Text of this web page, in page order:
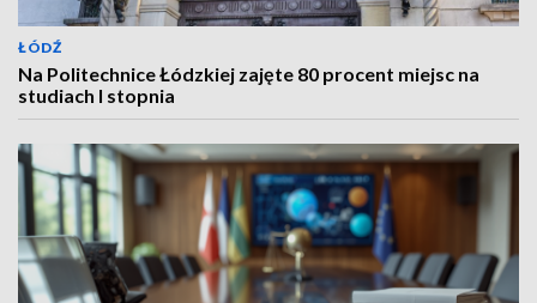
ŁÓDŹ
Na Politechnice Łódzkiej zajęte 80 procent miejsc na
studiach I stopnia